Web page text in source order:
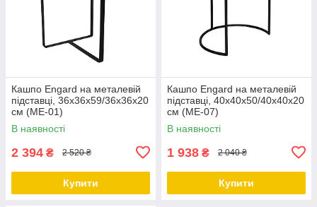
Кашпо Engard на металевій
підставці, 36х36х59/36х36х20
см (ME-01)
В наявності
2 394 ₴ 2 520 ₴
Купити
Кашпо Engard на металевій
підставці, 40х40х50/40х40х20
см (ME-07)
В наявності
1 938 ₴ 2 040 ₴
Купити